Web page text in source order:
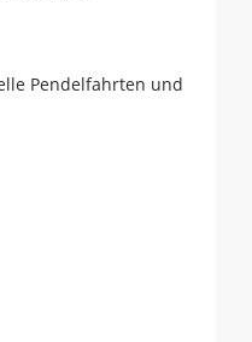
Pendelfahrten und